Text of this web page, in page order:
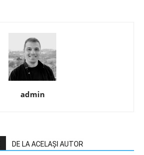
admin
DE LA ACELAȘI AUTOR